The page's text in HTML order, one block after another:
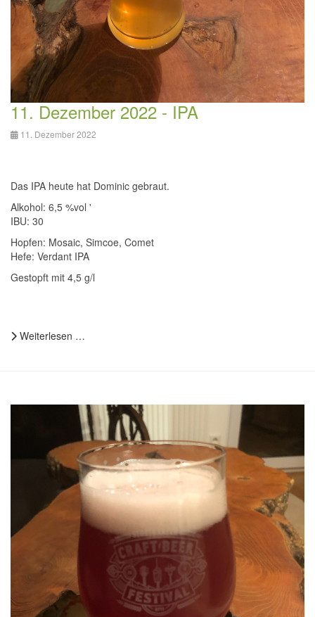
11. Dezember 2022 - IPA
11. Dezember 2022
Das IPA heute hat Dominic gebraut.
Alkohol: 6,5 %vol '
IBU: 30
Hopfen: Mosaic, Simcoe, Comet
Hefe: Verdant IPA
Gestopft mit 4,5 g/l
Weiterlesen …